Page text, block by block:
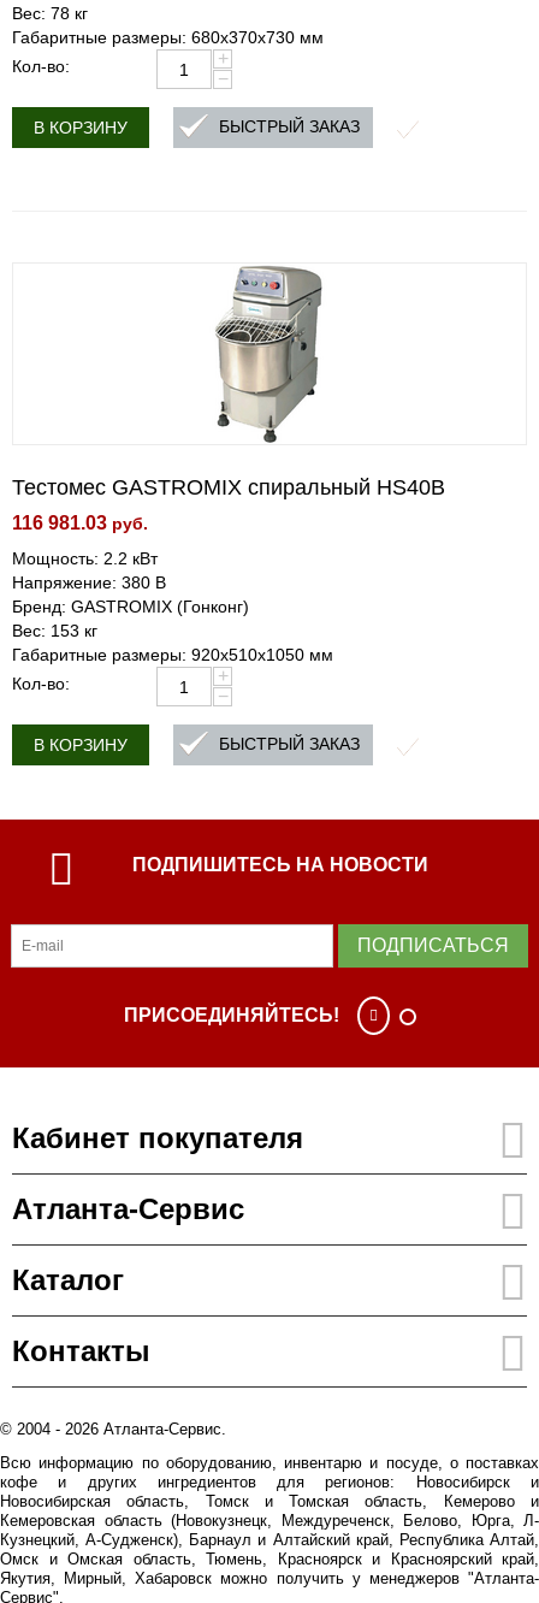
Вес: 78 кг
Габаритные размеры: 680х370х730 мм
Кол-во:
+
−
В КОРЗИНУ БЫСТРЫЙ ЗАКАЗ
Тестомес GASTROMIX спиральный HS40В
116 981.03 руб.
Мощность: 2.2 кВт
Напряжение: 380 В
Бренд: GASTROMIX (Гонконг)
Вес: 153 кг
Габаритные размеры: 920х510х1050 мм
Кол-во:
+
−
В КОРЗИНУ БЫСТРЫЙ ЗАКАЗ
ПОДПИШИТЕСЬ НА НОВОСТИ
ПОДПИСАТЬСЯ
ПРИСОЕДИНЯЙТЕСЬ!
Кабинет покупателя
Атланта-Сервис
Каталог
Контакты
© 2004 - 2026 Атланта-Сервис.
Всю информацию по оборудованию, инвентарю и посуде, о поставках
кофе и других ингредиентов для регионов: Новосибирск и
Новосибирская область, Томск и Томская область, Кемерово и
Кемеровская область (Новокузнецк, Междуреченск, Белово, Юрга, Л-
Кузнецкий, А-Судженск), Барнаул и Алтайский край, Республика Алтай,
Омск и Омская область, Тюмень, Красноярск и Красноярский край,
Якутия, Мирный, Хабаровск можно получить у менеджеров "Атланта-
Сервис".